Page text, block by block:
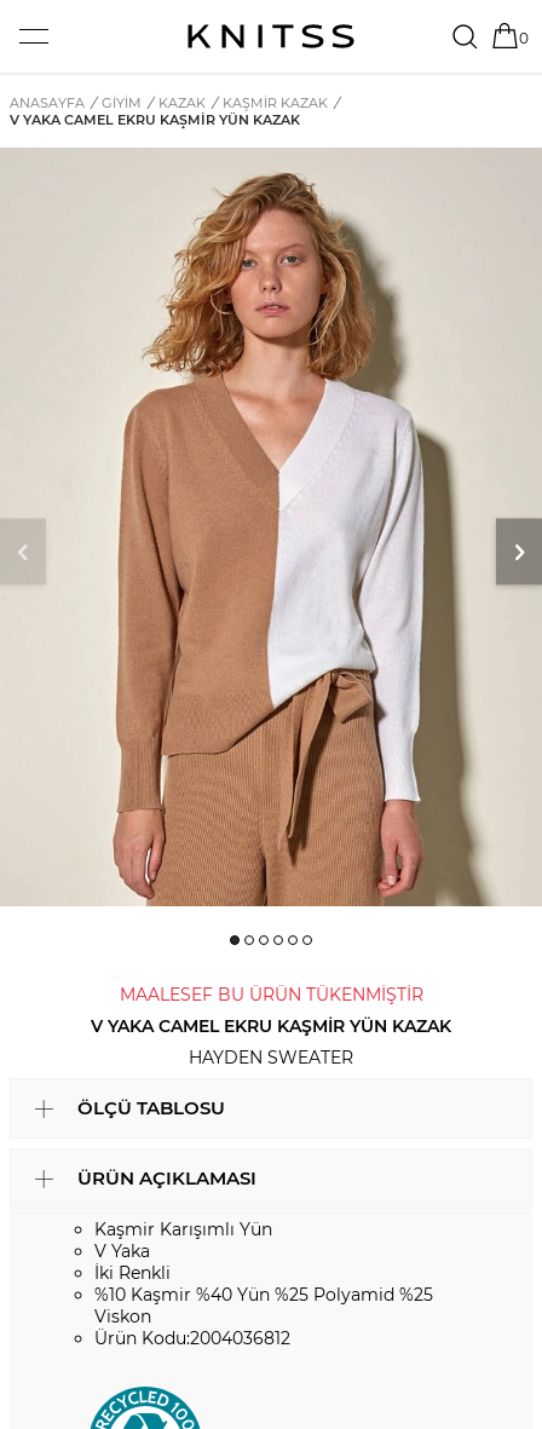
0
ANASAYFA / GİYİM / KAZAK / KAŞMIR KAZAK /
V YAKA CAMEL EKRU KAŞMIR YÜN KAZAK
MAALESEF BU ÜRÜN TÜKENMİŞTİR
V YAKA CAMEL EKRU KAŞMIR YÜN KAZAK
HAYDEN SWEATER
ÖLÇÜ TABLOSU
ÜRÜN AÇIKLAMASI
Kaşmir Karışımlı Yün
V Yaka
İki Renkli
%10 Kaşmir %40 Yün %25 Polyamid %25
Viskon
Ürün Kodu:2004036812